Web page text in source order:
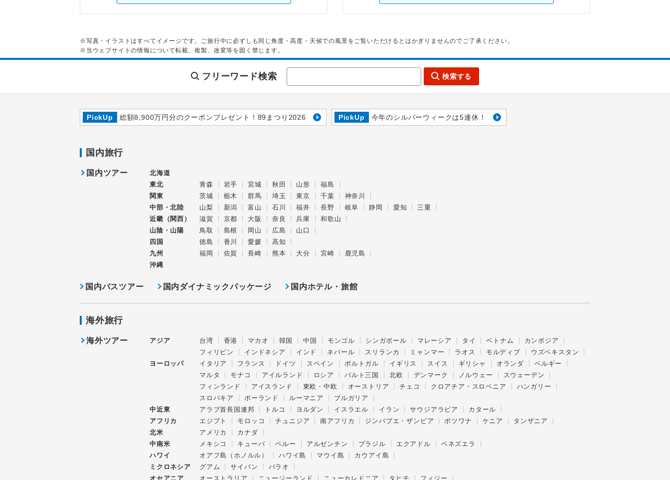
※写真・イラストはすべてイメージです。ご旅行中に必ずしも同じ角度・高度・天候での風景をご覧いただけるとはかぎりませんのでご了承ください。
※当ウェブサイトの情報について転載、複製、改変等を固く禁じます。
フリーワード検索 検索する
PickUp 総額8,900万円分のクーポンプレゼント！89まつり2026 PickUp 今年のシルバーウィークは5連休！
国内旅行
国内ツアー
北海道
東北
青森 岩手 宮城 秋田 山形
福島
関東
茨城 栃木 群馬 埼玉 東京 千葉
神奈川
中部・北陸
山梨 新潟 富山 石川 福井 長野 岐阜 静岡 愛知
三重
近畿（関西）
滋賀 京都 大阪 奈良 兵庫
和歌山
山陰・山陽
鳥取 島根 岡山 広島
山口
四国
徳島 香川 愛媛
高知
九州
福岡 佐賀 長崎 熊本 大分 宮崎
鹿児島
沖縄
国内バスツアー 国内ダイナミックパッケージ 国内ホテル・旅館
海外旅行
海外ツアー アジア 台湾 香港 マカオ 韓国 中国 モンゴル シンガポール マレーシア タイ ベトナム
カンボジア
フィリピン
インドネシア インド ネパール スリランカ ミャンマー ラオス モルディブ
ウズベキスタン
ヨーロッパ
イタリア フランス ドイツ スペイン ポルトガル イギリス スイス ギリシャ オランダ
ベルギー
マルタ
モナコ アイルランド ロシア バルト三国 北欧 デンマーク ノルウェー
スウェーデン
フィンランド
アイスランド 東欧・中欧 オーストリア チェコ クロアチア・スロベニア
ハンガリー
スロバキア
ポーランド ルーマニア
ブルガリア
中近東
アラブ首長国連邦 トルコ ヨルダン イスラエル イラン サウジアラビア
カタール
アフリカ
エジプト モロッコ チュニジア 南アフリカ ジンバブエ・ザンビア ボツワナ ケニア
タンザニア
北米
アメリカ
カナダ
中南米
メキシコ キューバ ペルー アルゼンチン ブラジル エクアドル
ベネズエラ
ハワイ
オアフ島（ホノルル） ハワイ島 マウイ島
カウアイ島
ミクロネシア
グアム サイパン
パラオ
オセアニア
オーストラリア ニュージーランド ニューカレドニア タヒチ フィジー